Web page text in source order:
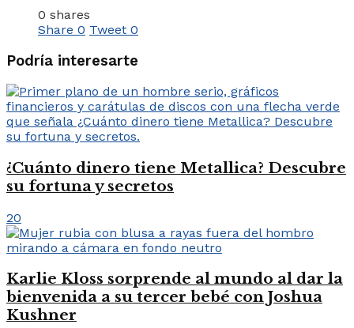
0 shares
Share 0 Tweet 0
Podría interesarte
¿Cuánto dinero tiene Metallica? Descubre
su fortuna y secretos
20
Karlie Kloss sorprende al mundo al dar la
bienvenida a su tercer bebé con Joshua
Kushner